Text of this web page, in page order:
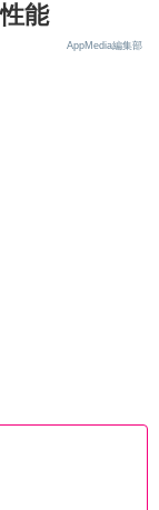
能
AppMedia編集部